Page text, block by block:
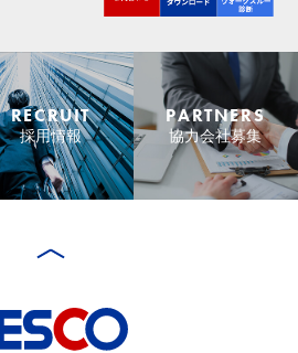
RECRUIT
採用情報
PARTNERS
協力会社募集